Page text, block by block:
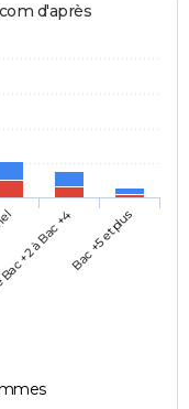
d'après
+2 à Bac +4Bac +5 et plus